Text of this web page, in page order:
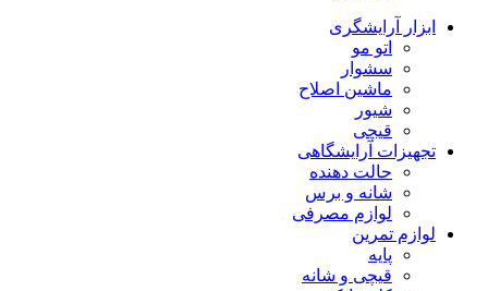
ابزار آرایشگری
اتو مو
سشوار
ماشین اصلاح
شیور
قیچی
تجهیزات آرایشگاهی
حالت دهنده
شانه و برس
لوازم مصرفی
لوازم تمرین
پایه
قیچی و شانه